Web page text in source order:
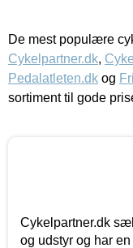
De mest populære
Cykelpartner.dk,
Pedalatleten.dk og
sortiment til gode
Cykelpartner.dk
og udstyr og har